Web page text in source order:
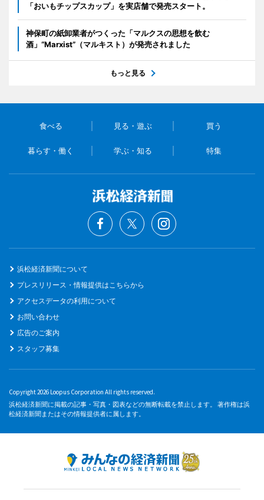
「おいもチップスカップ」を実店舗で発売スタート。
神保町の紙卸業者がつくった「マルクスの思想を飲む
酒」“Marxist”（マルキスト）が発売されました
もっと見る
食べる 見る・遊ぶ 買う
暮らす・働く 学ぶ・知る 特集
浜松経済新聞について
プレスリリース・情報提供はこちらから
アクセスデータの利用について
お問い合わせ
広告のご案内
スタッフ募集
Copyright 2026 Loopus Corporation All rights reserved.
浜松経済新聞に掲載の記事・写真・図表などの無断転載を禁止します。 著作権は浜
松経済新聞またはその情報提供者に属します。